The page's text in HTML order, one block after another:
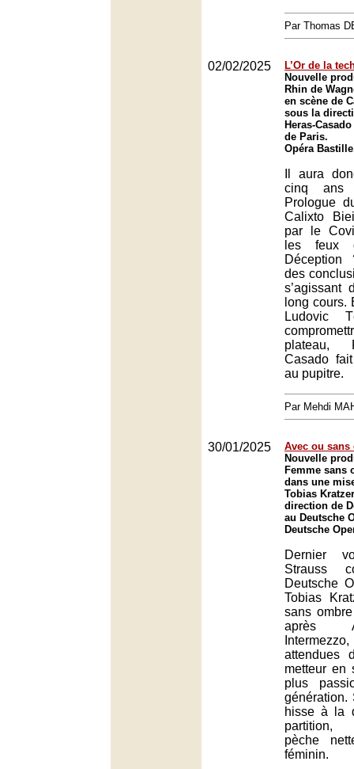
Par Thomas
02/02/2025
L’Or de la
Nouvelle
Rhin de
en scène de
sous la
Heras-
de Paris.
Opéra
Il aura
cinq
Prologue
Calixto
par le
les feux
Déception
des
s’agissant
long cours.
Ludovic
plateau,
Casado
au pupitre.
Par Mehdi
30/01/2025
Avec ou sans
Nouvelle
Femme sans
dans une
Tobias
direction de
au Deutsche
Deutsche
Dernier
Strauss
Deutsche
Tobias
sans
après
attendues
metteur en
plus
génération.
hisse à la
partition,
pèche
féminin.